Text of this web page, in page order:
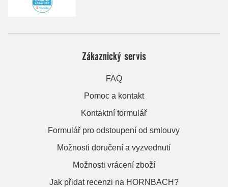
Zákaznický servis
FAQ
Pomoc a kontakt
Kontaktní formulář
Formulář pro odstoupení od smlouvy
Možnosti doručení a vyzvednutí
Možnosti vrácení zboží
Jak přidat recenzi na HORNBACH?